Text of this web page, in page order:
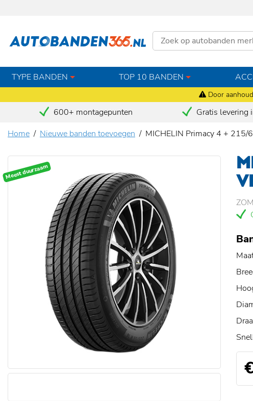
Door
TYPE BANDEN TOP 10 BANDEN
600+ montagepunten Gratis levering
Home
Nieuwe banden toevoegen MICHELIN Primacy 4 + 215/
Meest duurzaam